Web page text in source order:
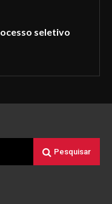
seletivo
Pesquisar